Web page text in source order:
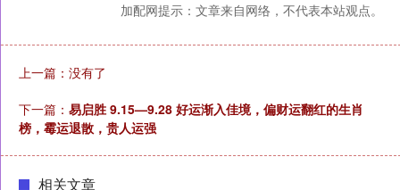
加配网提示：文章来自网络，不代表本站观点。
上一篇：没有了
下一篇： 易启胜 9.15—9.28 好运渐入佳境，偏财运翻红的生肖
榜，霉运退散，贵人运强
相关文章